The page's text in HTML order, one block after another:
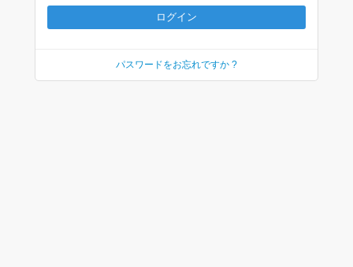
パスワードをお忘れですか ?